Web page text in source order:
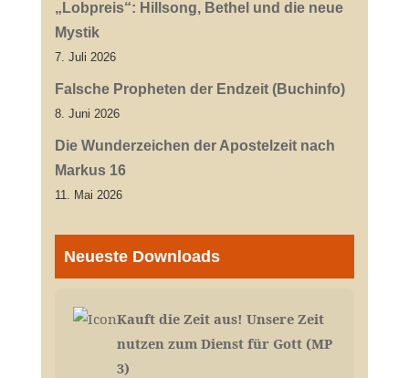
„Lobpreis“: Hillsong, Bethel und die neue
Mystik
7. Juli 2026
Falsche Propheten der Endzeit (Buchinfo)
8. Juni 2026
Die Wunderzeichen der Apostelzeit nach
Markus 16
11. Mai 2026
Neueste Downloads
Kauft die Zeit aus! Unsere Zeit
nutzen zum Dienst für Gott (MP
3)